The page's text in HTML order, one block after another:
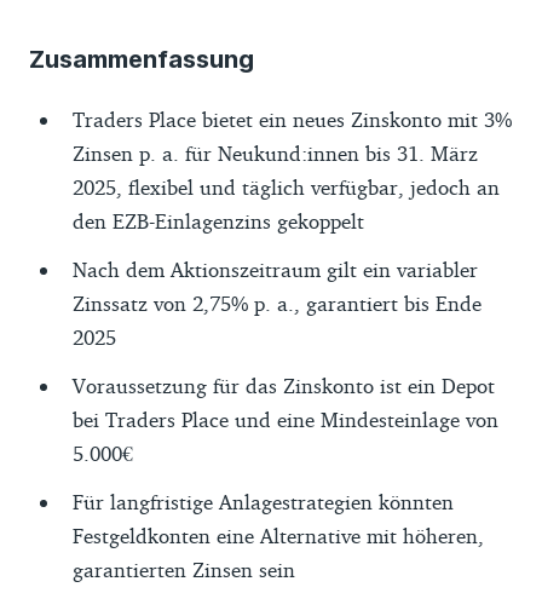
Zusammenfassung
Traders Place bietet ein neues Zinskonto mit 3%
Zinsen p. a. für Neukund:innen bis 31. März
2025, flexibel und täglich verfügbar, jedoch an
den EZB-Einlagenzins gekoppelt
Nach dem Aktionszeitraum gilt ein variabler
Zinssatz von 2,75% p. a., garantiert bis Ende
2025
Voraussetzung für das Zinskonto ist ein Depot
bei Traders Place und eine Mindesteinlage von
5.000€
Für langfristige Anlagestrategien könnten
Festgeldkonten eine Alternative mit höheren,
garantierten Zinsen sein